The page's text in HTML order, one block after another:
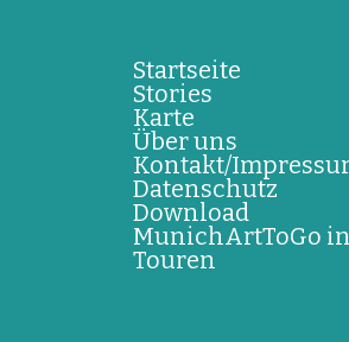
Startseite
Stories
Karte
Über uns
Kontakt/
Datenschutz
Download
MunichArtToGo in
Touren